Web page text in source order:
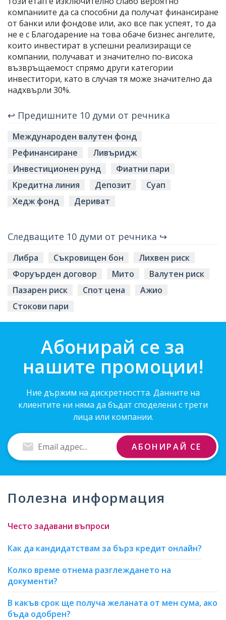
компаниите да са способни да получат финансиране
от банки или фондове или, ако все пак успеят, то да
не е с Благодарение на това обаче бизнес ангелите,
които инвестират в успешни реализиращи се
компании, получават и значително по-висока
възвръщаемост спрямо други категории
инвеститори, като в случая тя може значително да
надхвърли 30%.
↩ Предишните 10 думи от речника
Международен валутен фонд
Рефинансиране
Ливъридж
Инвестиционен рунд
Фиатни пари
Кредитна линия
Депозит
Суап
Хедж фонд
Дериват
Следващите 10 думи от речника ↪
Либра Съкровищен бон
Лихвен риск
Форуърден договор
Мито
Валутен риск
Пазарен риск
Спот цена
Ажио
Стокови пари
Абонирай се за
нашите промоции!
Ние държим на дискретността. Данните на
клиентите ни няма да бъдат споделени с трети
лица или компании.
Въведи
Email
адрес
АБОНИРАЙ СЕ
Полезна информация
Често задавани въпроси
Как да кандидатствам за бърз кредит онлайн?
Колко време отнема разглеждането на
документи?
В какъв срок ще получа желаната от мен сума, ако
бъда одобрен?